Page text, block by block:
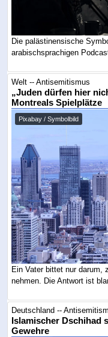
Die palästinensische
arabischsprachigen
Welt -- Antisemitismus
„Juden dürfen hier
Montreals Spielplätze
Pixabay / Symbolbild
Ein Vater bittet nur darum,
nehmen. Die Antwort ist
Deutschland --
Islamischer Dschihad
Gewehre